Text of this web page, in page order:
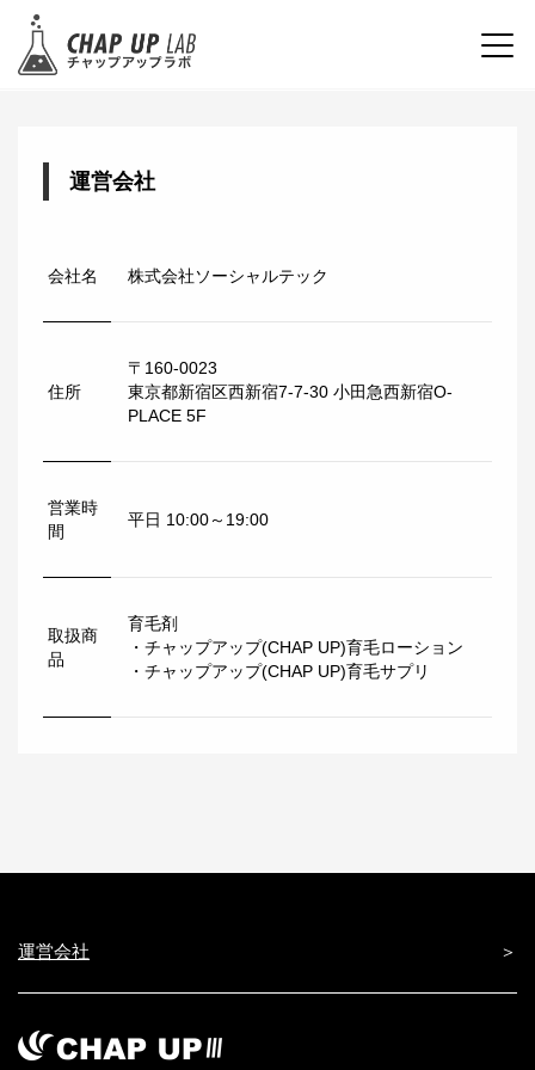
運営会社
会社名 株式会社ソーシャルテック
住所
〒160-0023
東京都新宿区西新宿7-7-30 小田急西新宿O-
PLACE 5F
営業時
間
平日 10:00～19:00
取扱商
品
育毛剤
・チャップアップ(CHAP UP)育毛ローション
・チャップアップ(CHAP UP)育毛サプリ
運営会社